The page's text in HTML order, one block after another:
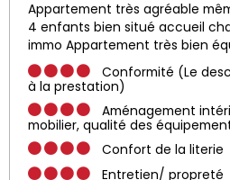
Appartement très agréable
4 enfants bien situé accueil
immo Appartement très bien
Conformité (Le
à la prestation)
Aménagement
mobilier, qualité des
Confort de la literie
Entretien/ propreté